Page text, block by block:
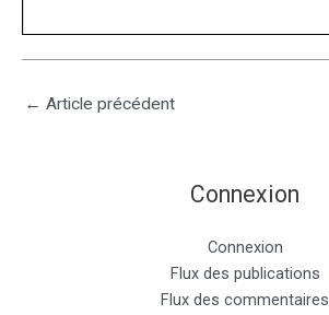
← Article précédent
Connexion
Connexion
Flux des publications
Flux des commentaires